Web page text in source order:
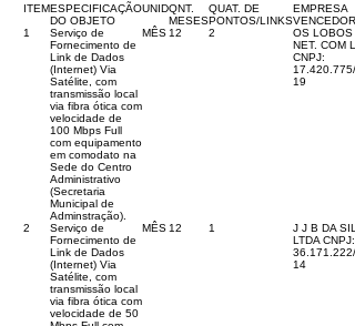
ITEMESPECIFICAÇÃO
DO OBJETO
UNIDQNT.
MESES
QUAT. DE
PONTOS/LINKS
EMPRESA
1
Serviço de
Fornecimento de
Link de Dados
(Internet) Via
Satélite, com
transmissão local
via fibra ótica com
velocidade de
100 Mbps Full
com equipamento
em comodato na
Sede do Centro
Administrativo
(Secretaria
Municipal de
Adminstração).
MÊS 12 2
OS LOBOS
NET. COM
CNPJ:
17.420.775
19
2
Serviço de
Fornecimento de
Link de Dados
(Internet) Via
Satélite, com
transmissão local
via fibra ótica com
velocidade de 50
MÊS 12 1
J J B DA
LTDA CNPJ:
36.171.222
14